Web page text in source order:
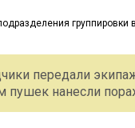
передали
пушек нанесли